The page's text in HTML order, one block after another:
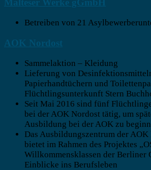
Malteser Werke gGmbH
Betreiben von 21
AOK Nordost
Sammelaktion – Kleidung
Lieferung von
Papierhandtüchern und
Flüchtlingsunterkunft Stern
Seit Mai 2016 sind fünf
bei der AOK Nordost tätig, um
Ausbildung bei der AOK zu
Das Ausbildungszentrum der
bietet im Rahmen des Projektes
Willkommensklassen der Berliner
Einblicke ins Berufsleben